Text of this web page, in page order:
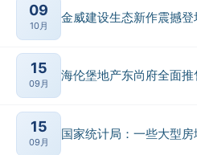
09
10月
金威建设生态新作震撼
15
09月
海伦堡地产东尚府全面
15
09月
国家统计局：一些大型